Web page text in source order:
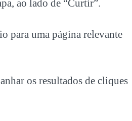
ao lado de “Curtir”.
para uma página relevante
os resultados de cliques